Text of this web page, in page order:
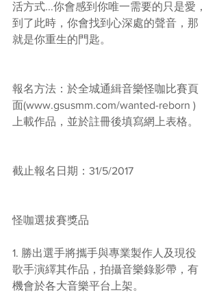
活方式...你會感到你唯一需要的只是愛，
到了此時，你會找到心深處的聲音，那
就是你重生的門匙。
報名方法：於全城通緝音樂怪咖比賽頁
面(www.gsusmm.com/wanted-reborn )
上載作品，並於註冊後填寫網上表格。
截止報名日期：31/5/2017
怪咖選拔賽獎品
1. 勝出選手將攜手與專業製作人及現役
歌手演繹其作品，拍攝音樂錄影帶，有
機會於各大音樂平台上架。